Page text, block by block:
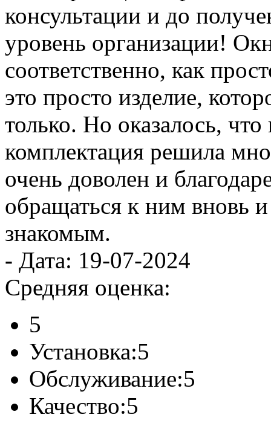
консультации и до
уровень организации!
соответственно, как
это просто изделие,
только. Но оказалось,
комплектация решила
очень доволен и
обращаться к ним вновь
знакомым.
- Дата: 19-07-2024
Средняя оценка:
5
Установка:5
Обслуживание:5
Качество:5